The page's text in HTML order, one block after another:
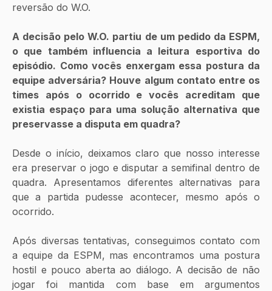
reversão do W.O.
A decisão pelo W.O. partiu de um pedido da ESPM,
o que também influencia a leitura esportiva do
episódio. Como vocês enxergam essa postura da
equipe adversária? Houve algum contato entre os
times após o ocorrido e vocês acreditam que
existia espaço para uma solução alternativa que
preservasse a disputa em quadra?
Desde o início, deixamos claro que nosso interesse
era preservar o jogo e disputar a semifinal dentro de
quadra. Apresentamos diferentes alternativas para
que a partida pudesse acontecer, mesmo após o
ocorrido.
Após diversas tentativas, conseguimos contato com
a equipe da ESPM, mas encontramos uma postura
hostil e pouco aberta ao diálogo. A decisão de não
jogar foi mantida com base em argumentos